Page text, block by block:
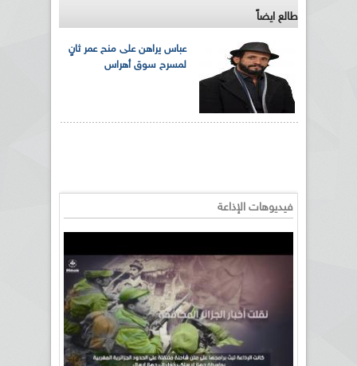
طالع ايضاً
عباس يراهن على منح عمر ثانٍ
لمسرح سوق أهراس
فيديوهات الإذاعة